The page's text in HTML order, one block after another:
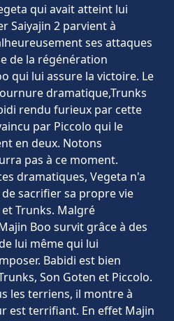
qui avait atteint lui
Saiyajin 2 parvient à
ses attaques
de la régénération
qui lui assure la victoire. Le
dramatique,Trunks
rendu furieux par cette
par Piccolo qui le
en deux. Notons
pas à ce moment.
dramatiques, Vegeta n'a
sacrifier sa propre vie
Trunks. Malgré
Boo survit grâce à des
lui même qui lui
Babidi est bien
Son Goten et Piccolo.
les terriens, il montre à
est terrifiant. En effet Majin